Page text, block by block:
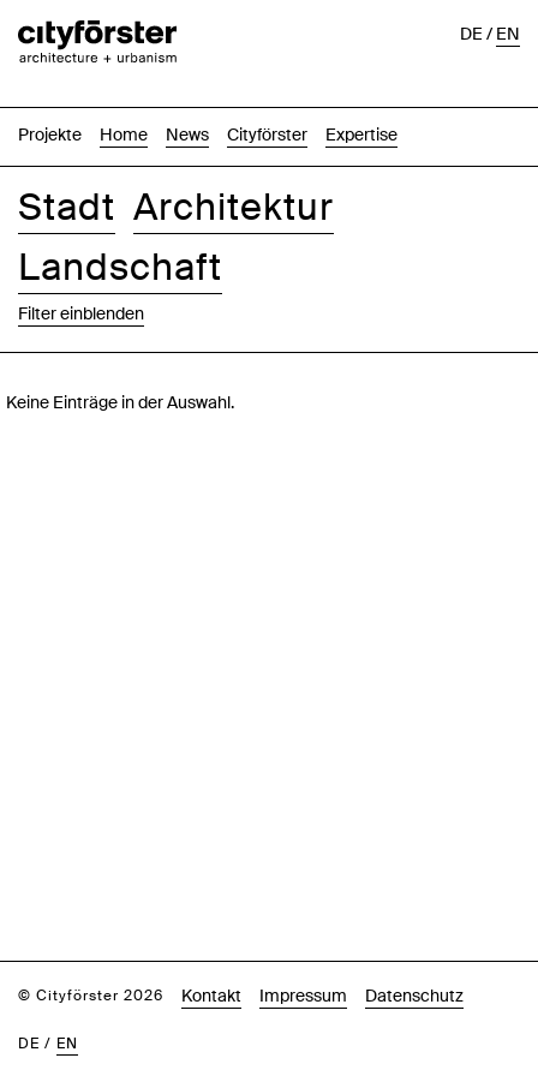
Projekte Home News Cityförster Expertise
DE/EN
Stadt Architektur
Landschaft
Filter einblenden
Keine Einträge in der Auswahl.
© Cityförster 2026 Kontakt Impressum Datenschutz
DE / EN